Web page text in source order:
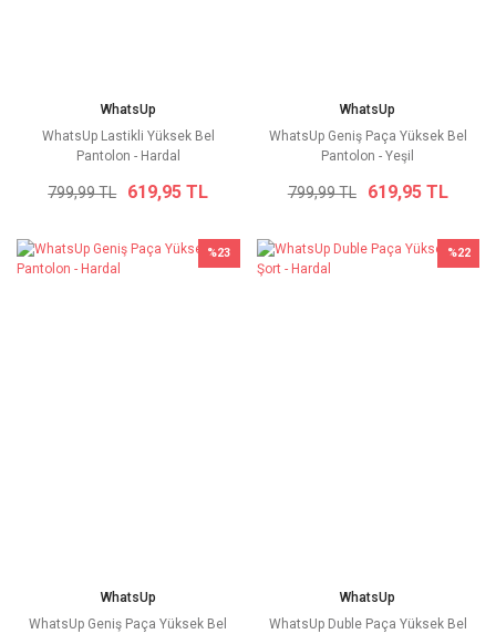
WhatsUp
WhatsUp Lastikli Yüksek Bel
Pantolon - Hardal
799,99 TL 619,95 TL
WhatsUp
WhatsUp Geniş Paça Yüksek Bel
Pantolon - Yeşil
799,99 TL 619,95 TL
%23
WhatsUp
WhatsUp Geniş Paça Yüksek Bel
%22
WhatsUp
WhatsUp Duble Paça Yüksek Bel